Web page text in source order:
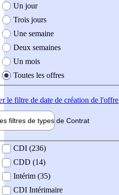
création de l'offre
Un jour
Trois jours
Une semaine
Deux semaines
Un mois
Toutes les offres
le filtre de date de création de l'offre
filtres de types de Contrat
contrat
CDI (236)
CDD (14)
Intérim (35)
CDI Intérimaire